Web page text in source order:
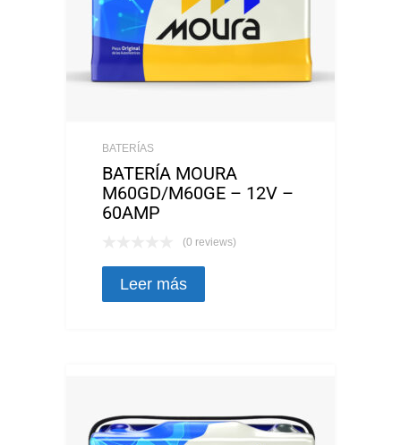
BATERÍAS
BATERÍA MOURA
M60GD/M60GE – 12V –
60AMP
(0 reviews)
Leer más